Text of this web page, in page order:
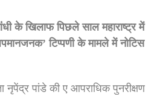
के खिलाफ पिछले साल महाराष्ट्र में
टिप्पणी के मामले में नोटिस
नृपेंद्र पांडे की ए आपराधिक पुनरीक्षण